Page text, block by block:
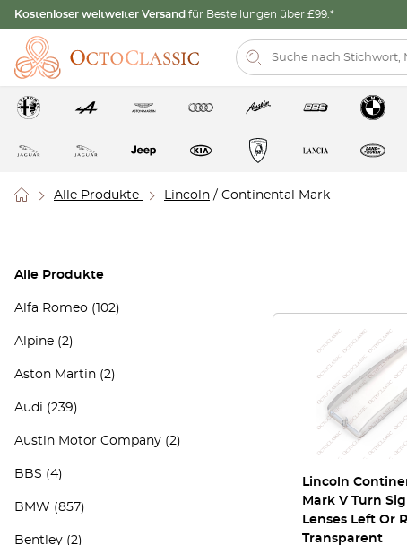
Kostenloser weltweiter Versand für Bestellungen über £99.*
Alle Produkte Lincoln / Continental Mark
Alle Produkte
Alfa Romeo (102)
Alpine (2)
Aston Martin (2)
Audi (239)
Austin Motor Company (2)
BBS (4)
BMW (857)
Bentley (2)
Lincoln
Mark V Turn
Lenses Left Or
Transparent